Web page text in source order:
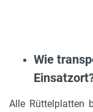
Wie
Alle Rüttelplatten